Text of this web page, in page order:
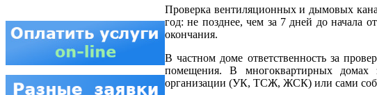
Проверка вентиляционных и дымовых
год: не позднее, чем за 7 дней до начала
окончания.
В частном доме ответственность за
помещения. В многоквартирных домах
организации (УК, ТСЖ, ЖСК) или сами